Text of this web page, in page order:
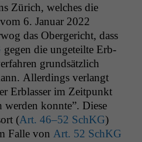
Zürich, welch­es die
6. Jan­u­ar 2022
das Oberg­ericht, dass
gegen die ungeteilte Erb­
grund­sät­zlich
Allerd­ings ver­langt
Erblass­er im Zeit­punkt
wer­den kon­nte”. Diese
(Art. 46–52 SchKG)
Falle von Art. 52 SchKG